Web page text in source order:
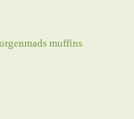
muffins